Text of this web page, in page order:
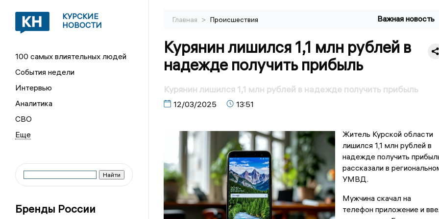
КУРСКИЕ
НОВОСТИ
100 самых влиятельных людей
События недели
Интервью
Аналитика
СВО
Бренды России
Главная > Происшествия Важная новость
Курянин лишился 1,1 млн рублей в
надежде получить прибыль
Курянин лишился 1,1 млн рублей в надежде получить прибыль
12/03/2025 13:51
Житель Курской области
лишился 1,1 млн рублей в
надежде получить
рассказали в
УМВД.
Мужчина скачал на
телефон приложение и